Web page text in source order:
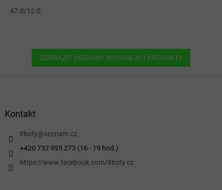
47.0/12.0
ZOBRAZIT VŠECHNY SOUVISEJÍCÍ PRODUKTY
Kontakt
itboty@seznam.cz
+420 732 995 273 (16 - 19 hod.)
https://www.facebook.com/itboty.cz